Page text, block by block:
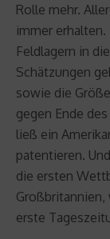
Rolle mehr.
immer
Feldlagern in
Schätzungen
sowie die
gegen Ende
ließ ein
patentieren.
die ersten
Großbritannien,
erste